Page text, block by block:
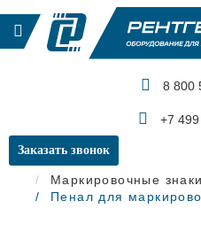
8 800
+7
Заказать звонок
Главная
Маркировочные знаки
Пенал для